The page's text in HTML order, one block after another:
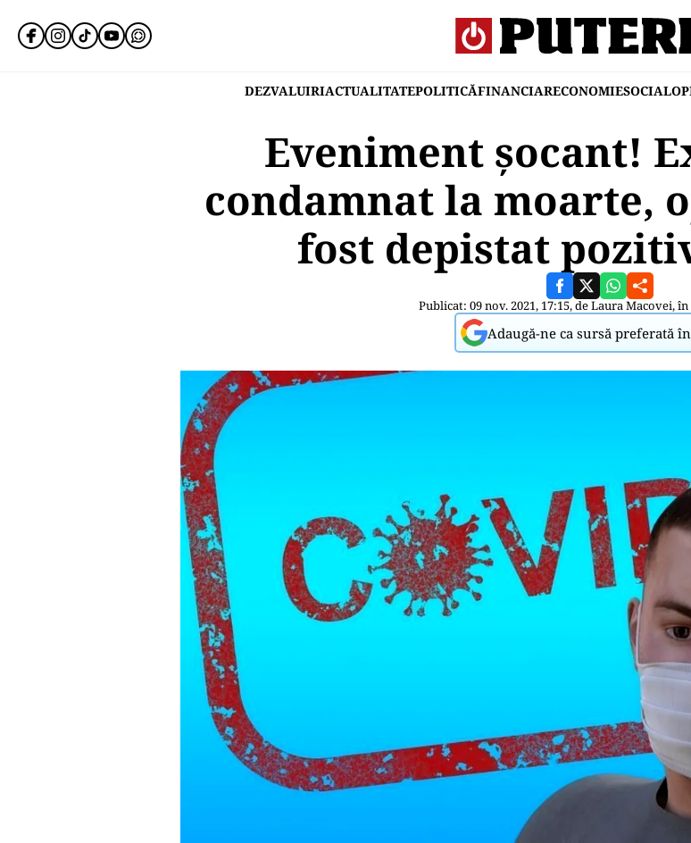
DEZVALUIRIACTUALITATEPOLITICĂFINANCIARECONOMIESOCIAL
Eveniment șocant!
condamnat la moarte,
fost depistat
Publicat: 09 nov. 2021, 17:15, deLaura Macovei, în
Adaugă-ne ca sursă preferată